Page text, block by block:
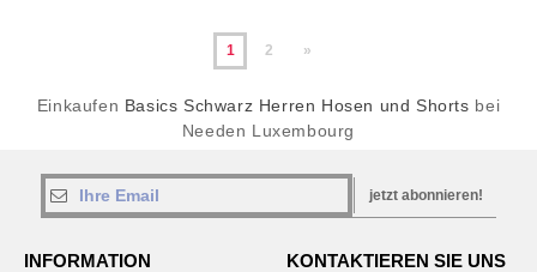
1 2 »
Einkaufen Basics Schwarz Herren Hosen und Shorts bei
Needen Luxembourg
jetzt abonnieren!
INFORMATION KONTAKTIEREN SIE UNS